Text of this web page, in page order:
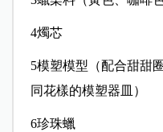
4燭芯
5模塑模型 （配合甜甜
同花樣的模塑器皿）
6珍珠蠟